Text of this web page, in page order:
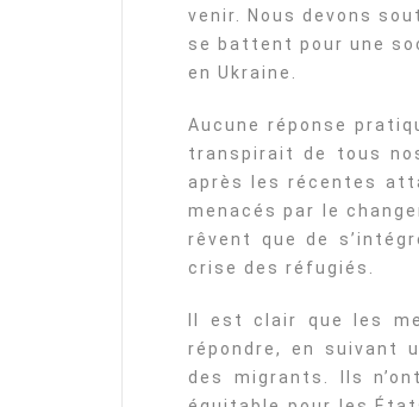
venir. Nous devons
se battent pour une
en Ukraine.
Aucune réponse
transpirait de tous
après les récentes
menacés par le
rêvent que de
crise des réfugiés.
Il est clair que les
répondre, en suivant
des migrants. Ils